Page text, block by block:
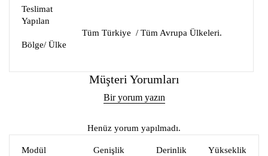
Teslimat
Yapılan
Bölge/ Ülke
Tüm Türkiye / Tüm Avrupa Ülkeleri.
Müşteri Yorumları
Bir yorum yazın
Henüz yorum yapılmadı.
Modül Genişlik Derinlik Yükseklik